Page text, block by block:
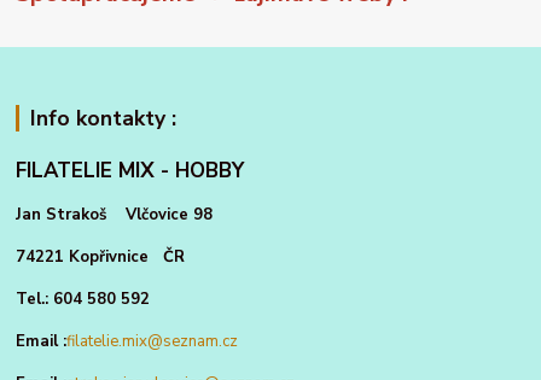
Info kontakty :
FILATELIE MIX - HOBBY
Jan Strakoš Vlčovice 98
74221 Kopřivnice ČR
Tel.: 604 580 592
Email :filatelie.mix@seznam.cz